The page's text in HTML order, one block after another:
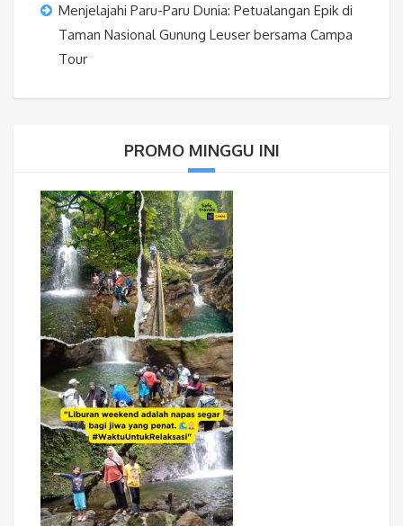
Menjelajahi Paru-Paru Dunia: Petualangan Epik di
Taman Nasional Gunung Leuser bersama Campa
Tour
PROMO MINGGU INI